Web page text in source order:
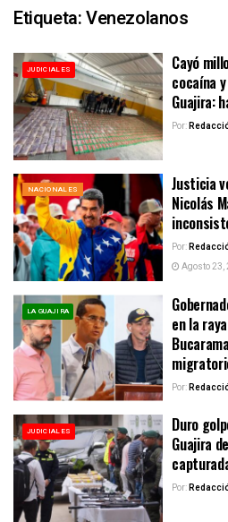
Etiqueta:Venezolanos
JUDICIALES
Cayó
cocaína
Guajira:
Por:
NACIONALES
Justicia
Nicolás
Por:
Agosto 23,
LA GUAJIRA
en la
Por:
JUDICIALES
Duro
Guajira
Por: